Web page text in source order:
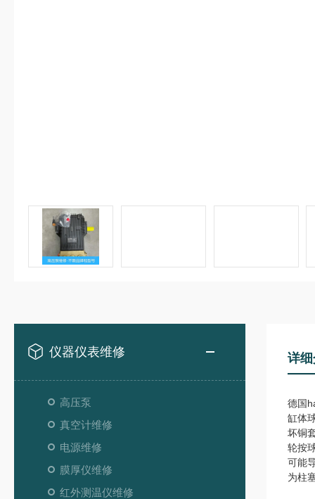
仪器仪表维修
高压泵
真空计维修
电源维修
膜厚仪维修
红外测温仪维修
详
德国
缸体
坏铜
轮按
可能
为柱